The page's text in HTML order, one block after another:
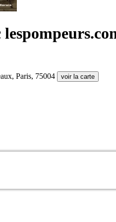
Paris, 75004 voir la carte